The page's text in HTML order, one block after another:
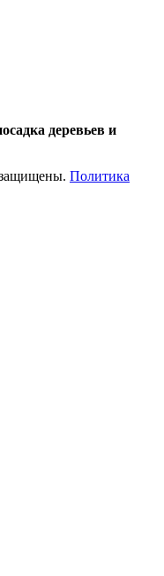
деревьев и
Политика